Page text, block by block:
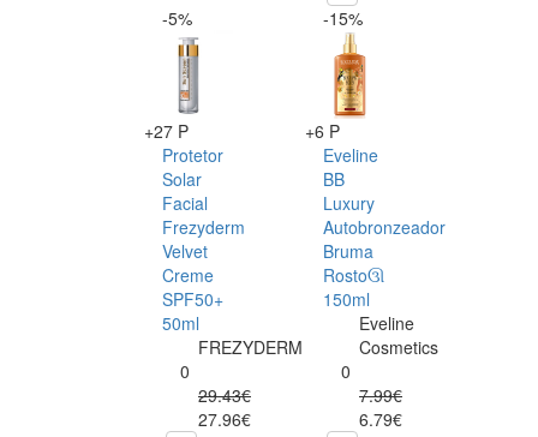
-5%
+27 P
Protetor
Solar
Facial
Frezyderm
Velvet
Creme
SPF50+
50ml
FREZYDERM
0
29.43€
27.96€
-15%
+6 P
Eveline
BB
Luxury
Autobronzeador
Bruma
Rostoઊ
150ml
Eveline
Cosmetics
0
7.99€
6.79€